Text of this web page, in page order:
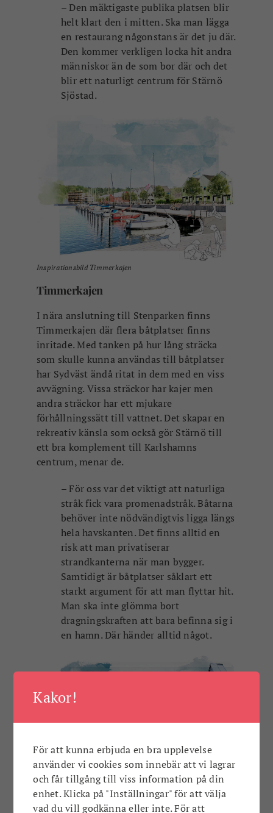
– Den mäktigaste publika platsen blir
helt klart den i mitten. Ska man lägga
en restaurang någonstans är det ju där.
Den kommer verkligen locka hit andra
människor än de som bor där och det
blir ett naturligt centrum för Stärnö
Sjöstad.
Inspirationsbild Timmerkajen
Timmerkajen
I nära anslutning till Stenparken finns
Timmerkajen där flera båtplatser finns
inritade. Med tanken på hur lång sträcka
som skulle kunna användas till båtplatser
har Sydväst ändå ritat in dem med en viss
avvägning. Vissa sträckor har kajer men
andra sträckor har ett mjukare
förhållningssätt till vattnet. Det skapar en
rekreativ känsla som också gör Stärnö till
ett bra komplement till Karlshamns
centrum, menar de.
– För oss var det viktigt att naturliga
stråk fick vara promenadstråk. Båtarna
behöver inte nödvändigtvis ligga längs
hela havskanten. Det finns alltid en
risk att man privatiserar
strandkanterna när man bygger.
Samtidigt är båtplatser såklart ett
starkt argument för att man flyttar hit.
Man ska inte glömma bort
dragningskraften att bara befinna sig i
en hamn. Där händer alltid något.
En gränd i Grannskapskvarteren
Kakor!
För att kunna erbjuda en bra upplevelse
använder vi cookies som innebär att vi lagrar
och får tillgång till viss information på din
enhet. Klicka på "Inställningar" för att välja
vad du vill godkänna eller inte. För att